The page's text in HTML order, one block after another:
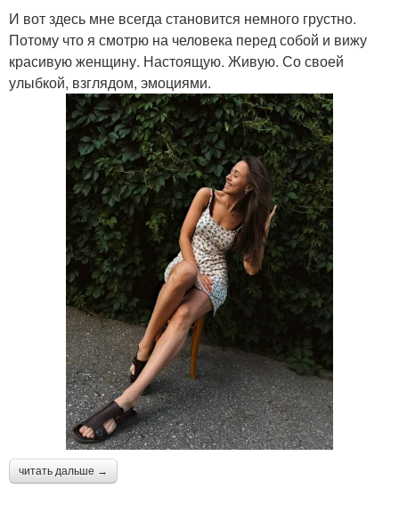
И вот здесь мне всегда становится немного грустно.
Потому что я смотрю на человека перед собой и вижу
красивую женщину. Настоящую. Живую. Со своей
улыбкой, взглядом, эмоциями.
читать дальше →